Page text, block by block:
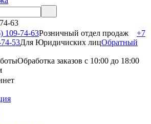
63
109-74-63Розничный отдел продаж
+7
53Для Юридичиских лицОбратный
Обработка заказов с 10:00 до 18:00